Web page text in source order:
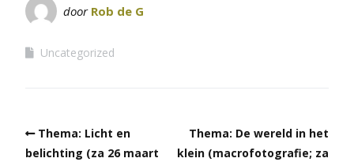
door Rob de G
Uncategorized
Thema: Licht en
belichting (za 26 maart
Thema: De wereld in het
klein (macrofotografie; za